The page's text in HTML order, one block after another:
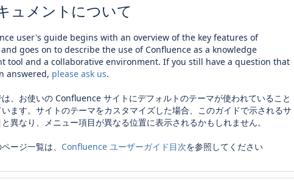
ュメントについて
user's guide begins with an overview of the key features of
and goes on to describe the use of Confluence as a knowledge
tool and a collaborative environment. If you still have a question that
answered, please ask us.
、お使いの Confluence サイトにデフォルトのテーマが使われていること
ます。サイトのテーマをカスタマイズした場合、このガイドで示されるサ
異なり、メニュー項目が異なる位置に表示されるかもしれません。
ージ一覧は、 Confluence ユーザーガイド目次を参照してください